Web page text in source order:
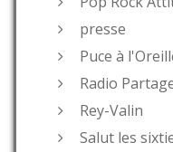
presse
Puce à
Radio
Rey-Valin
Salut les